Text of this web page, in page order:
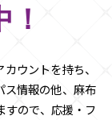
ウントを持ち、
ス情報の他、麻布
すので、応援・フ